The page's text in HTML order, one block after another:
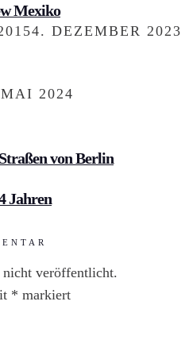
Mexiko
4. DEZEMBER 2023
2024
von Berlin
Jahren
veröffentlicht.
* markiert